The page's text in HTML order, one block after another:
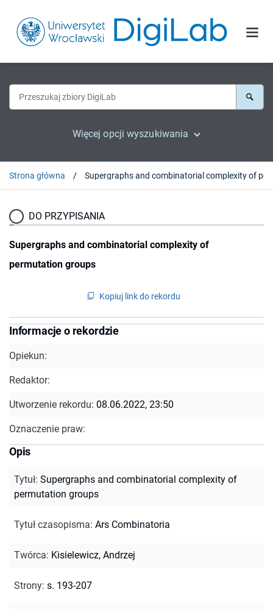
Więcej opcji wyszukiwania
Strona główna
DO PRZYPISANIA
Supergraphs and combinatorial complexity of
permutation groups
Kopiuj link do rekordu
Informacje o rekordzie
Opiekun:
Redaktor:
Utworzenie rekordu: 08.06.2022, 23:50
Oznaczenie praw:
Opis
Tytuł: Supergraphs and combinatorial complexity of
permutation groups
Tytuł czasopisma: Ars Combinatoria
Twórca: Kisielewicz, Andrzej
Strony: s. 193-207